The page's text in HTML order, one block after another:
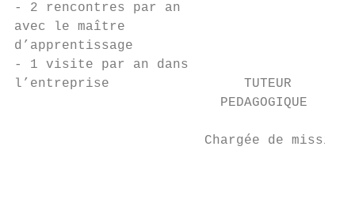
- 2 rencontres par an
avec le maître
d’apprentissage
- 1 visite par an dans
l’entreprise                 TUTEUR
                          PEDAGOGIQUE
Chargée de